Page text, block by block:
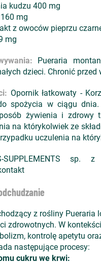
kudzu 400 mg
mg
z owoców pieprzu
mg
Pueraria
dzieci. Chronić
Opornik łatkowaty -
spożycia w ciągu
żywienia i
na którykolwiek ze
uczulenia na
SUPPLEMENTS sp.
z rośliny
zdrowotnych. W
kontrolę apetytu
następujące procesy:
cukru we krwi: